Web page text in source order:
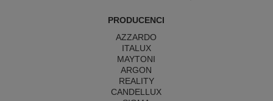
PRODUCENCI
AZZARDO
ITALUX
MAYTONI
ARGON
REALITY
CANDELLUX